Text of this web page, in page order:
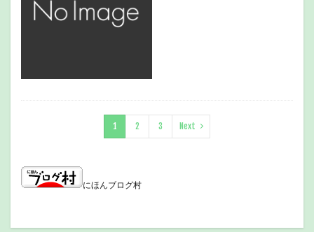
1 2 3 Next
にほんブログ村